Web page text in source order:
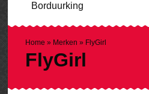
Borduurking
Home » Merken » FlyGirl
FlyGirl